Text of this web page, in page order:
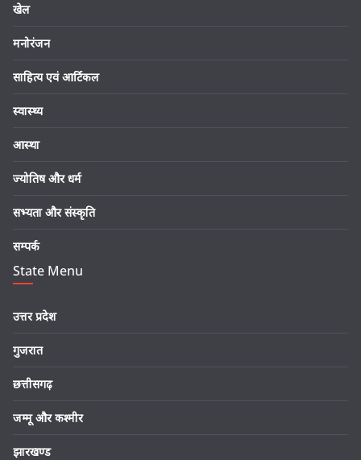
खेल
मनोरंजन
साहित्य एवं आर्टिकल
स्वास्थ्य
आस्था
ज्योतिष और धर्म
सभ्यता और संस्कृति
सम्पर्क
State Menu
उत्तर प्रदेश
गुजरात
छत्तीसगढ़
जम्मू और कश्मीर
झारखण्ड